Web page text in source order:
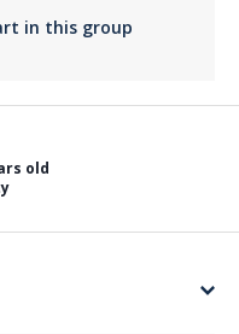
in this group
old